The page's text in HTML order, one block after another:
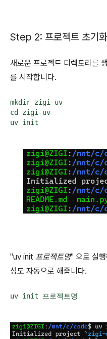
Step 2: 프로젝트 초기
새로운 프로젝트 디렉토리를
를 시작합니다.
mkdir zigi-uv
cd zigi-uv
uv init
"uv init 프로젝트명" 으로 실
성도 자동으로 해줍니다.
uv init 프로젝트명